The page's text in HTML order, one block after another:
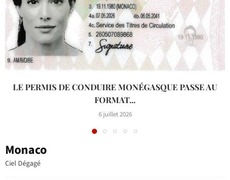
LE PERMIS DE CONDUIRE MONÉGASQUE PASSE AU
FORMAT...
6 juillet 2026
Monaco
Ciel Dégagé